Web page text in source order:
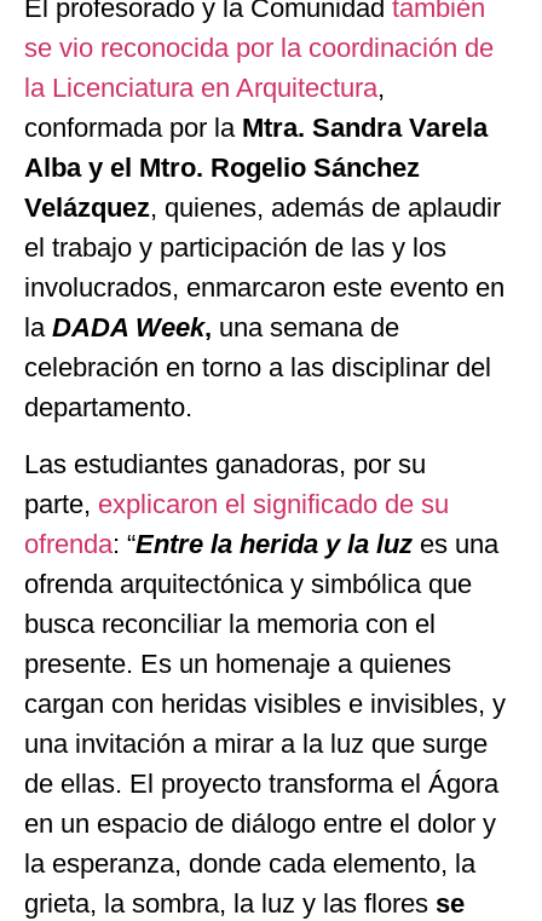
El profesorado y la Comunidad también
se vio reconocida por la coordinación de
la Licenciatura en Arquitectura,
conformada por la Mtra. Sandra Varela
Alba y el Mtro. Rogelio Sánchez
Velázquez, quienes, además de aplaudir
el trabajo y participación de las y los
involucrados, enmarcaron este evento en
la DADA Week, una semana de
celebración en torno a las disciplinar del
departamento.
Las estudiantes ganadoras, por su
parte, explicaron el significado de su
ofrenda: “Entre la herida y la luz es una
ofrenda arquitectónica y simbólica que
busca reconciliar la memoria con el
presente. Es un homenaje a quienes
cargan con heridas visibles e invisibles, y
una invitación a mirar a la luz que surge
de ellas. El proyecto transforma el Ágora
en un espacio de diálogo entre el dolor y
la esperanza, donde cada elemento, la
grieta, la sombra, la luz y las flores se